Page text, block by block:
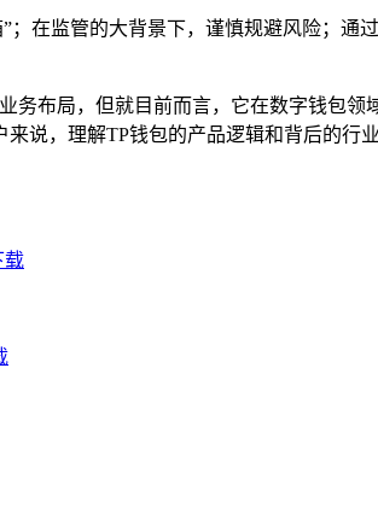
在监管的大背景下，谨慎规避风险；
务布局，但就目前而言，它在数字钱包
说，理解TP钱包的产品逻辑和背后的
载